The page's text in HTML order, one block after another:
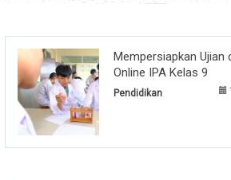
Mempersiapkan Ujian
Online IPA Kelas 9
Pendidikan